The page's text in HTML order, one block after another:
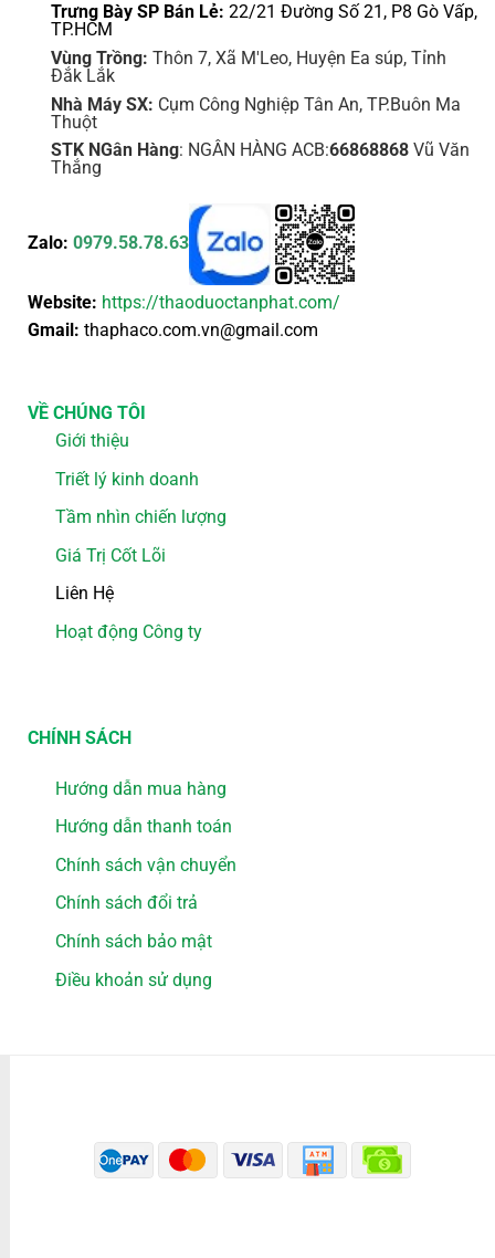
Trưng Bày SP Bán Lẻ: 22/21 Đường Số 21, P8 Gò Vấp,
TP.HCM
Vùng Trồng: Thôn 7, Xã M'Leo, Huyện Ea súp, Tỉnh
Đắk Lắk
Nhà Máy SX: Cụm Công Nghiệp Tân An, TP.Buôn Ma
Thuột
STK NGân Hàng: NGÂN HÀNG ACB:66868868Vũ Văn
Thắng
Zalo: 0979.58.78.63
Website: https://thaoduoctanphat.com/
Gmail: thaphaco.com.vn@gmail.com
VỀ CHÚNG TÔI
Giới thiệu
Triết lý kinh doanh
Tầm nhìn chiến lượng
Giá Trị Cốt Lõi
Liên Hệ
Hoạt động Công ty
CHÍNH SÁCH
Hướng dẫn mua hàng
Hướng dẫn thanh toán
Chính sách vận chuyển
Chính sách đổi trả
Chính sách bảo mật
Điều khoản sử dụng